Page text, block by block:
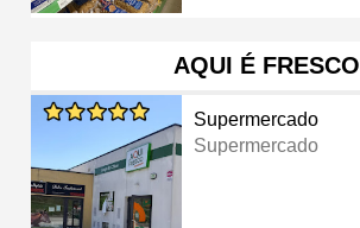
AQUI É FRESCO
Supermercado
Supermercado